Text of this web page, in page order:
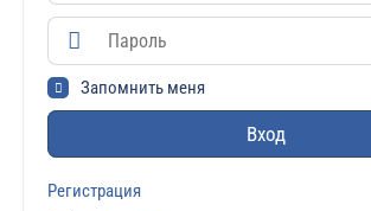
Запомнить меня
Вход
Регистрация